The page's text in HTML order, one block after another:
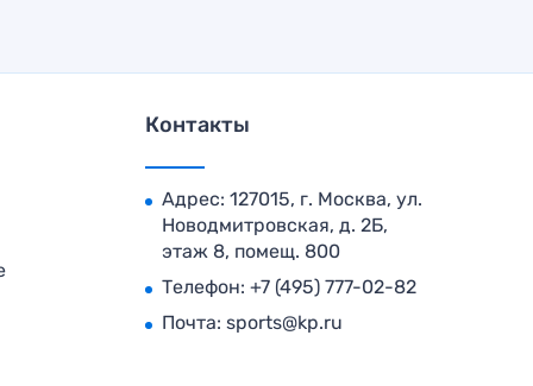
Контакты
Адрес: 127015, г. Москва, ул.
Новодмитровская, д. 2Б,
этаж 8, помещ. 800
Телефон: +7 (495) 777-02-82
Почта: sports@kp.ru